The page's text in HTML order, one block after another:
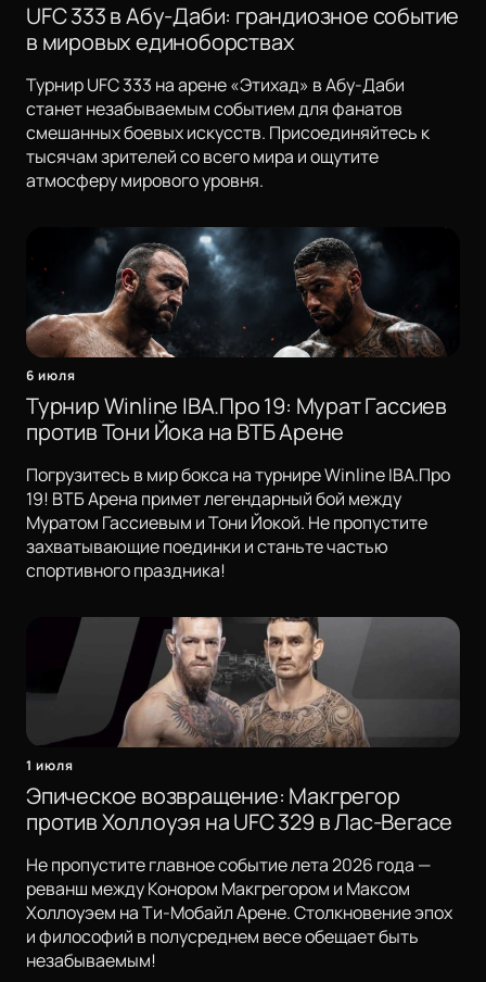
UFC 333 в Абу-Даби: грандиозное событие
в мировых единоборствах
Турнир UFC 333 на арене «Этихад» в Абу-Даби
станет незабываемым событием для фанатов
смешанных боевых искусств. Присоединяйтесь к
тысячам зрителей со всего мира и ощутите
атмосферу мирового уровня.
6 июля
Турнир Winline IBA.Про 19: Мурат Гассиев
против Тони Йока на ВТБ Арене
Погрузитесь в мир бокса на турнире Winline IBA.Про
19! ВТБ Арена примет легендарный бой между
Муратом Гассиевым и Тони Йокой. Не пропустите
захватывающие поединки и станьте частью
спортивного праздника!
1 июля
Эпическое возвращение: Макгрегор
против Холлоуэя на UFC 329 в Лас-Вегасе
Не пропустите главное событие лета 2026 года —
реванш между Конором Макгрегором и Максом
Холлоуэем на Ти-Мобайл Арене. Столкновение эпох
и философий в полусреднем весе обещает быть
незабываемым!